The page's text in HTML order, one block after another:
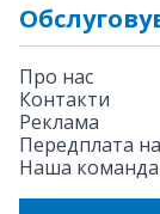
Про нас
Контакти
Реклама
Передплата
Наша команда